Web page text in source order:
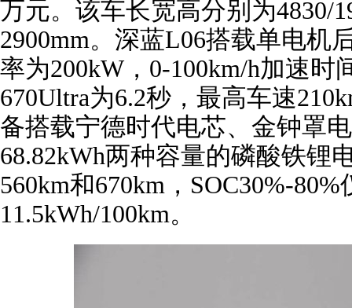
万元。该车长宽高分别为4830/
2900mm。深蓝L06搭载单电机
率为200kW，0-100km/h加速时
670Ultra为6.2秒，最高车速
备搭载宁德时代电芯、金钟罩
68.82kWh两种容量的磷酸铁锂
560km和670km，SOC30%-
11.5kWh/100km。